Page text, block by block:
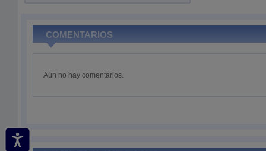
COMENTARIOS
Aún no hay comentarios.